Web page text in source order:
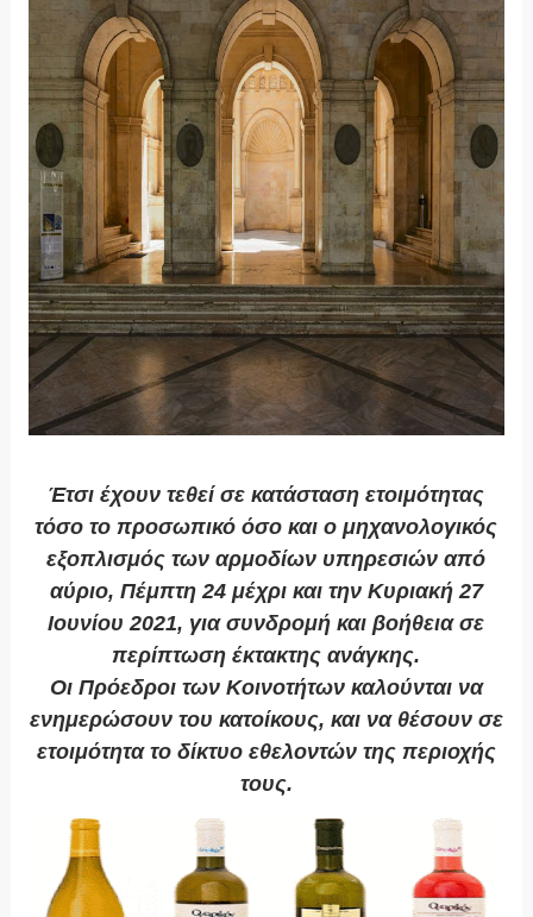
Έτσι έχουν τεθεί σε κατάσταση ετοιμότητας
τόσο το προσωπικό όσο και ο μηχανολογικός
εξοπλισμός των αρμοδίων υπηρεσιών από
αύριο, Πέμπτη 24 μέχρι και την Κυριακή 27
Ιουνίου 2021, για συνδρομή και βοήθεια σε
περίπτωση έκτακτης ανάγκης.
Οι Πρόεδροι των Κοινοτήτων καλούνται να
ενημερώσουν του κατοίκους, και να θέσουν σε
ετοιμότητα το δίκτυο εθελοντών της περιοχής
τους.